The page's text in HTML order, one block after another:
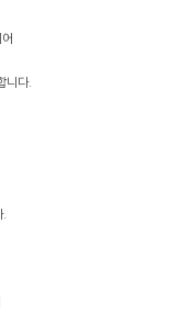
니다.